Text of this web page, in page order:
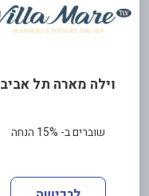
וילה מארה תל אביב
שוברים ב- 15% הנחה